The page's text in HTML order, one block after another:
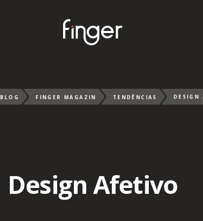
BLOG FINGER MAGAZIN TENDÊNCIAS DESIGN
Design Afetivo